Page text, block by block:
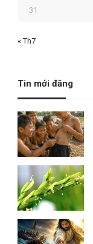
31
« Th7
Tin mới đăng